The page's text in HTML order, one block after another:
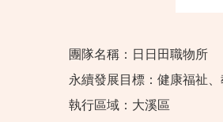
團隊名稱：日日田職物所
永續發展目標：健康福祉
執行區域：大溪區